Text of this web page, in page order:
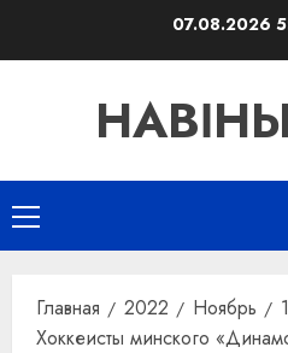
07.08.2026
Основное
меню
Главная 2022 Ноябрь
Хоккеисты минского